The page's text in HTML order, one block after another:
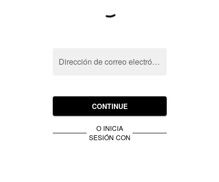
Dirección de correo electrónico
CONTINUE
O INICIA
SESIÓN CON